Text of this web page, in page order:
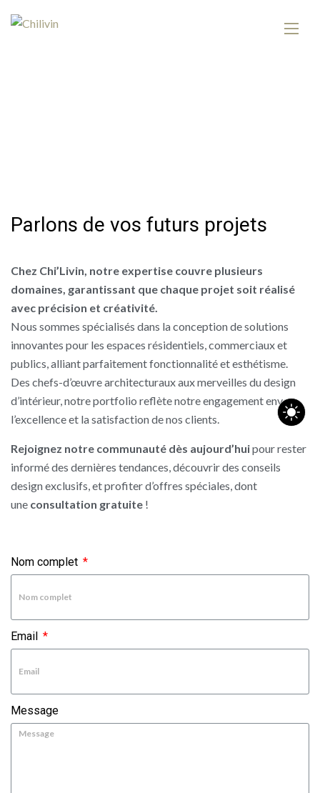
Parlons de vos futurs projets
Chez Chi’Livin, notre expertise couvre plusieurs
domaines, garantissant que chaque projet soit réalisé
avec précision et créativité.
Nous sommes spécialisés dans la conception de solutions
innovantes pour les espaces résidentiels, commerciaux et
publics, alliant parfaitement fonctionnalité et esthétisme.
Des chefs-d’œuvre architecturaux aux merveilles du design
d’intérieur, notre portfolio reflète notre engagement envers
l’excellence et la satisfaction de nos clients.
Rejoignez notre communauté dès aujourd’huipour rester
informé des dernières tendances, découvrir des conseils
design exclusifs, et profiter d’offres spéciales, dont
une consultation gratuite !
Nom complet
Email
Message